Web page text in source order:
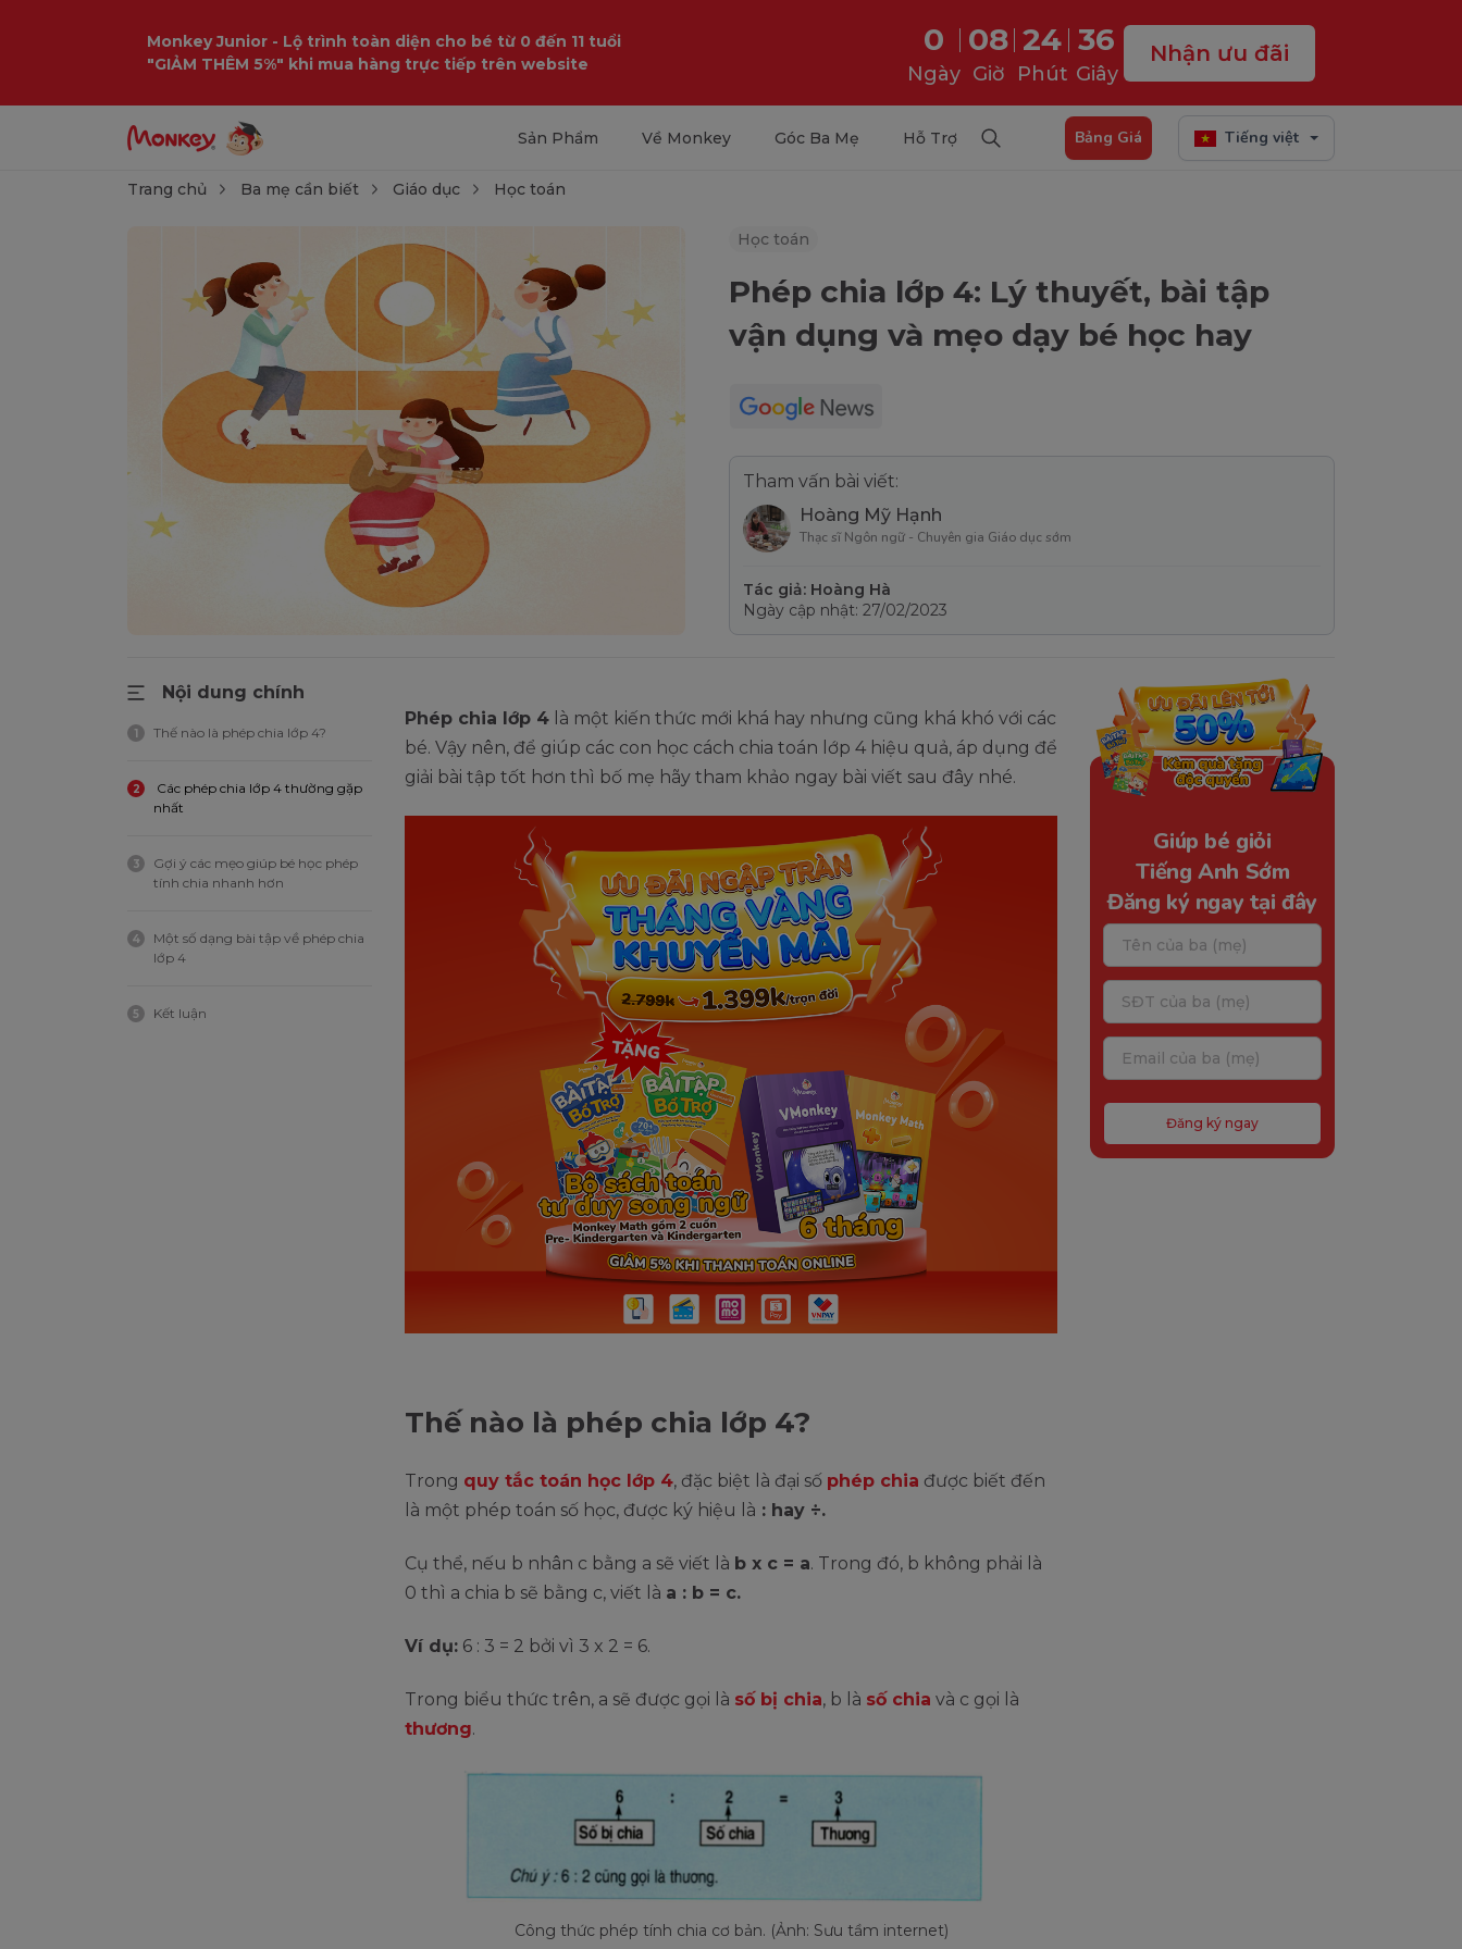
Monkey Junior - Lộ trình toàn diện cho bé từ 0 đến 11 tuổi
"GIẢM THÊM 5%" khi mua hàng trực tiếp trên website
0
Ngày
08
Giờ
24
Phút
35
Giây
Nhận ưu đãi
Sản Phẩm Về Monkey Góc Ba Mẹ Hỗ Trợ Bảng Giá Tiếng việt
Trang chủ Ba mẹ cần biết Giáo dục Học toán
Học toán
Phép chia lớp 4: Lý thuyết, bài tập
vận dụng và mẹo dạy bé học hay
Tham vấn bài viết:
Hoàng Mỹ Hạnh
Thạc sĩ Ngôn ngữ - Chuyên gia Giáo dục sớm
Tác giả: Hoàng Hà
Ngày cập nhật: 27/02/2023
Nội dung chính
1 Thế nào là phép chia lớp 4?
2
Các phép chia lớp 4 thường gặp
nhất
3
Gợi ý các mẹo giúp bé học phép
tính chia nhanh hơn
4
Một số dạng bài tập về phép chia
lớp 4
5 Kết luận
Phép chia lớp 4 là một kiến thức mới khá hay nhưng cũng khá khó với các
bé. Vậy nên, để giúp các con học cách chia toán lớp 4 hiệu quả, áp dụng để
giải bài tập tốt hơn thì bố mẹ hãy tham khảo ngay bài viết sau đây nhé.
Thế nào là phép chia lớp 4?
Trong quy tắc toán học lớp 4, đặc biệt là đại số phép chia được biết đến
là một phép toán số học, được ký hiệu là : hay ÷.
Cụ thể, nếu b nhân c bằng a sẽ viết là b x c = a. Trong đó, b không phải là
0 thì a chia b sẽ bằng c, viết là a : b = c.
Ví dụ: 6 : 3 = 2 bởi vì 3 x 2 = 6.
Trong biểu thức trên, a sẽ được gọi là số bị chia, b là số chia và c gọi là
thương.
Công thức phép tính chia cơ bản. (Ảnh: Sưu tầm internet)
Giúp bé giỏi
Tiếng Anh Sớm
Đăng ký ngay tại đây
Đăng ký ngay